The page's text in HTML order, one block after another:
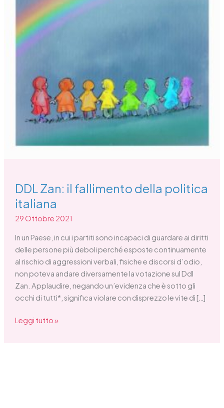
DDL Zan: il fallimento della politica
italiana
29 Ottobre 2021
In un Paese, in cui i partiti sono incapaci di guardare ai diritti
delle persone più deboli perché esposte continuamente
al rischio di aggressioni verbali, fisiche e discorsi d’odio,
non poteva andare diversamente la votazione sul Ddl
Zan. Applaudire, negando un’evidenza che è sotto gli
occhi di tutti*, significa violare con disprezzo le vite di […]
Leggi tutto »